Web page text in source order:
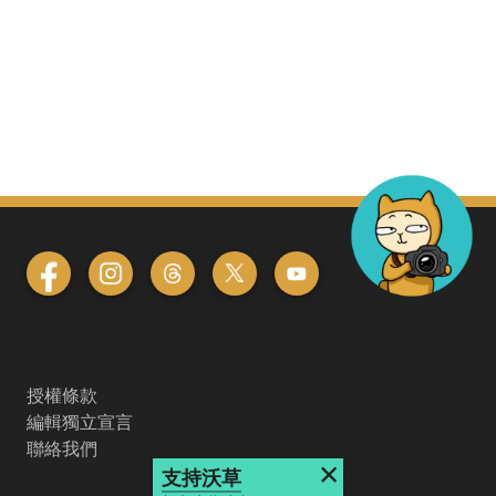
授權條款
編輯獨立宣言
聯絡我們
支持沃草 ×